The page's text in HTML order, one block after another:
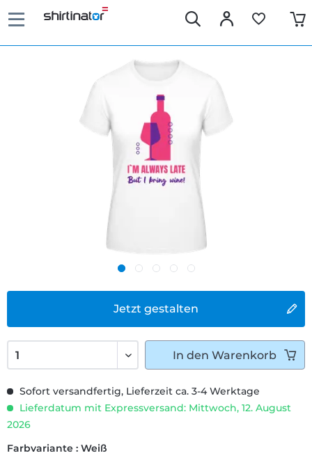
Jetzt gestalten
Sofort versandfertig, Lieferzeit ca. 3-4 Werktage
Lieferdatum mit Expressversand: Mittwoch, 12. August
2026
Farbvariante : Weiß
In den Warenkorb